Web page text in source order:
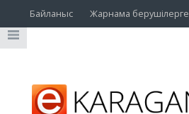
Байланыс Жарнама берушілерге